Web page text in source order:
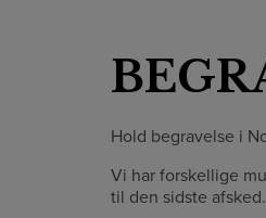
Hold begravelse i
Vi har forskellige
til den sidste afsked.